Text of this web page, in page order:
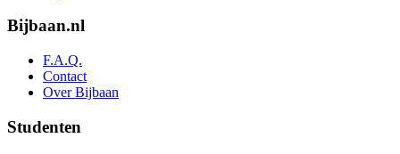
Bijbaan.nl
F.A.Q.
Contact
Over Bijbaan
Studenten